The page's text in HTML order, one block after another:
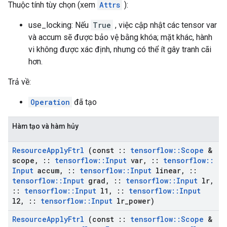
Thuộc tính tùy chọn (xem Attrs ):
use_locking: Nếu True , việc cập nhật các tensor var
và accum sẽ được bảo vệ bằng khóa; mặt khác, hành
vi không được xác định, nhưng có thể ít gây tranh cãi
hơn.
Trả về:
Operation đã tạo
Hàm tạo và hàm hủy
ResourceApplyFtrl (const :: tensorflow::Scope &
scope , :: tensorflow:: Input var, :: tensorflow::
Input accum, :: tensorflow:: Input linear,
::
tensorflow:: Input grad , :: tensorflow:: Input lr,
::
tensorflow:: Input l1 , :: tensorflow:: Input
l2, :: tensorflow:: Input lr power)
ResourceApplyFtrl (const :: tensorflow::Scope &